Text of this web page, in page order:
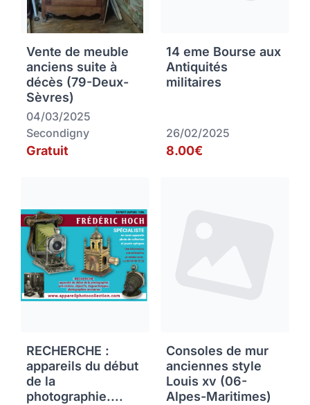
Vente de meuble
anciens suite à
décès (79-Deux-
Sèvres)
04/03/2025
Secondigny
Gratuit
14 eme Bourse aux
Antiquités
militaires
26/02/2025
8.00€
RECHERCHE :
appareils du début
de la
photographie....
Consoles de mur
anciennes style
Louis xv (06-
Alpes-Maritimes)